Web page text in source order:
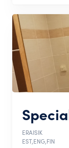
ERAISIK
EST,ENG,FIN